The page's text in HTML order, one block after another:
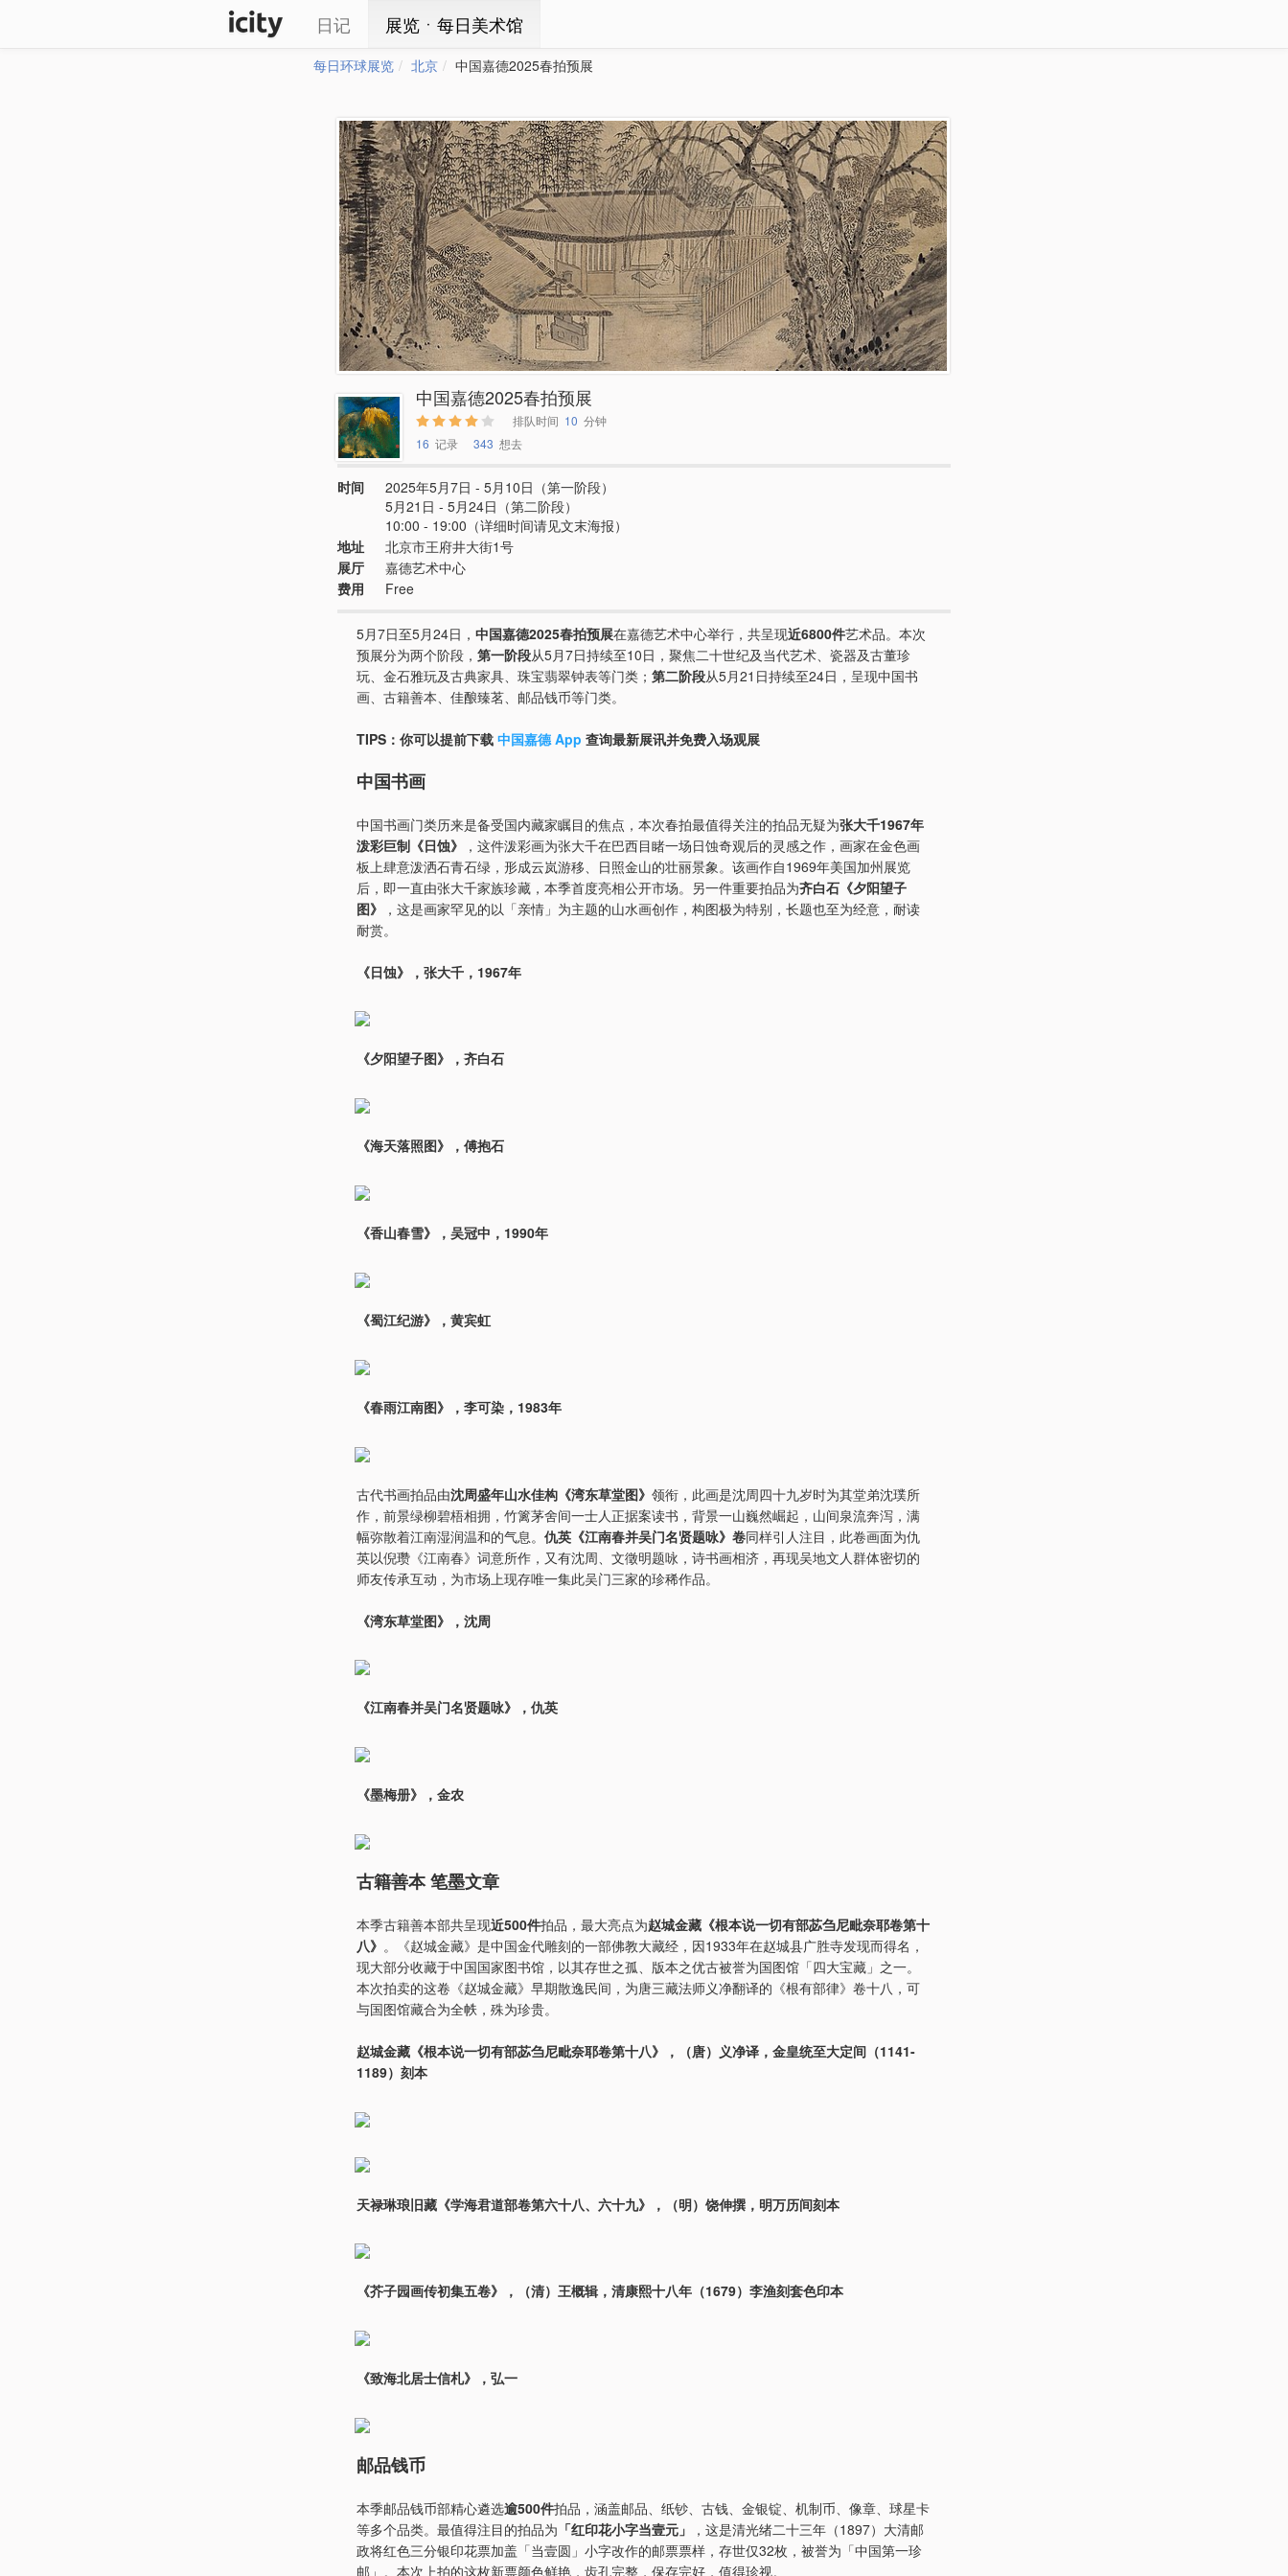
日记 展览ㆍ每日美术馆
每日环球展览 北京 中国嘉德2025春拍预展
中国嘉德2025春拍预展
排队时间 10 分钟
16 记录 343 想去
时间
2025年5月7日 - 5月10日（第一阶段）
5月21日 - 5月24日（第二阶段）
10:00 - 19:00（详细时间请见文末海报）
地址
北京市王府井大街1号
展厅
嘉德艺术中心
费用
Free
5月7日至5月24日， 中国嘉德2025春拍预展在嘉德艺术中心举行，共呈现近6800件艺术品。本次
预展分为两个阶段， 第一阶段从5月7日持续至10日，聚焦二十世纪及当代艺术、瓷器及古董珍
玩、金石雅玩及古典家具、珠宝翡翠钟表等门类； 第二阶段从5月21日持续至24日，呈现中国书
画、古籍善本、佳酿臻茗、邮品钱币等门类。
TIPS：你可以提前下载 中国嘉德 App 查询最新展讯并免费入场观展
中国书画
中国书画门类历来是备受国内藏家瞩目的焦点，本次春拍最值得关注的拍品无疑为张大千1967年
泼彩巨制《日蚀》
，这件泼彩画为张大千在巴西目睹一场日蚀奇观后的灵感之作，画家在金色画
板上肆意泼洒石青石绿，形成云岚游移、日照金山的壮丽景象。该画作自1969年美国加州展览
后，即一直由张大千家族珍藏，本季首度亮相公开市场。另一件重要拍品为齐白石《夕阳望子
图》
，这是画家罕见的以「亲情」为主题的山水画创作，构图极为特别，长题也至为经意，耐读
耐赏。
《日蚀》，张大千，1967年
《夕阳望子图》，齐白石
《海天落照图》，傅抱石
《香山春雪》，吴冠中，1990年
《蜀江纪游》，黄宾虹
《春雨江南图》，李可染，1983年
古代书画拍品由沈周盛年山水佳构《湾东草堂图》 领衔，此画是沈周四十九岁时为其堂弟沈璞所
作，前景绿柳碧梧相拥，竹篱茅舍间一士人正据案读书，背景一山巍然崛起，山间泉流奔泻，满
幅弥散着江南湿润温和的气息。 仇英《江南春并吴门名贤题咏》卷同样引人注目，此卷画面为仇
英以倪瓒《江南春》词意所作，又有沈周、文徵明题咏，诗书画相济，再现吴地文人群体密切的
师友传承互动，为市场上现存唯一集此吴门三家的珍稀作品。
《湾东草堂图》，沈周
《江南春并吴门名贤题咏》，仇英
《墨梅册》，金农
古籍善本 笔墨文章
本季古籍善本部共呈现近500件拍品，最大亮点为赵城金藏《根本说一切有部苾刍尼毗奈耶卷第十
八》 。《赵城金藏》是中国金代雕刻的一部佛教大藏经，因1933年在赵城县广胜寺发现而得名，
现大部分收藏于中国国家图书馆，以其存世之孤、版本之优古被誉为国图馆「四大宝藏」之一。
本次拍卖的这卷《赵城金藏》早期散逸民间，为唐三藏法师义净翻译的《根有部律》卷十八，可
与国图馆藏合为全帙，殊为珍贵。
赵城金藏《根本说一切有部苾刍尼毗奈耶卷第十八》，（唐）义净译，金皇统至大定间（1141-
1189）刻本
天禄琳琅旧藏《学海君道部卷第六十八、六十九》，（明）饶伸撰，明万历间刻本
《芥子园画传初集五卷》，（清）王概辑，清康熙十八年（1679）李渔刻套色印本
《致海北居士信札》，弘一
邮品钱币
本季邮品钱币部精心遴选逾500件拍品，涵盖邮品、纸钞、古钱、金银锭、机制币、像章、球星卡
等多个品类。最值得注目的拍品为 「红印花小字当壹元」
，这是清光绪二十三年（1897）大清邮
政将红色三分银印花票加盖「当壹圆」小字改作的邮票票样，存世仅32枚，被誉为「中国第一珍
邮」。本次上拍的这枚新票颜色鲜艳，齿孔完整，保存完好，值得珍视。